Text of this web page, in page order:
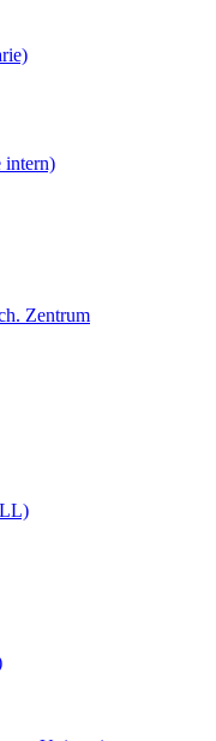
intern)
Zentrum